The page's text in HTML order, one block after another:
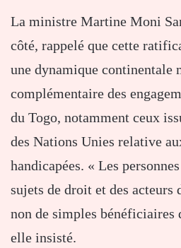
La ministre Martine Moni
côté, rappelé que cette
une dynamique continentale
complémentaire des
du Togo, notamment ceux
des Nations Unies relative
handicapées. « Les
sujets de droit et des acteurs
non de simples bénéficiaires
elle insisté.